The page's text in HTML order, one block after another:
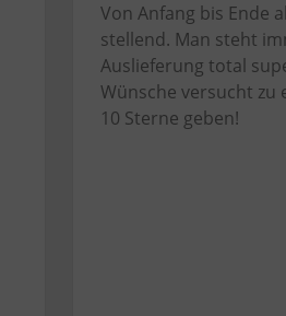
Von Anfang bis Ende
stellend. Man steht
Auslieferung total
Wünsche versucht zu
10 Sterne geben!